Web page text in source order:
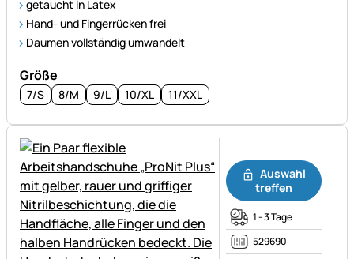
getaucht in Latex
Hand- und Fingerrücken frei
Daumen vollständig umwandelt
Größe
7/S 8/M 9/L 10/XL 11/XXL
Auswahl
treffen
1 - 3 Tage
529690